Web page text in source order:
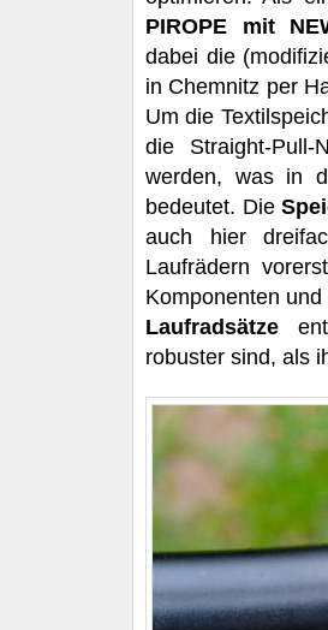
PIROPE mit
dabei die
in Chemnitz per
Um die
die Straight-Pull-
werden, was in
bedeutet. Die
auch hier
Laufrädern
Komponenten
Laufradsätze
robuster sind, als